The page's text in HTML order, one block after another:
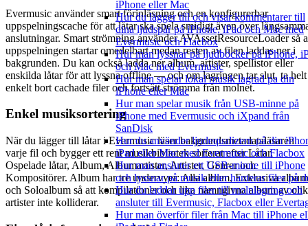
iPhone eller Mac
Hur du lägger till och visar kommentarer till
dina ljudspår på iPhone, iPad och Mac med
Evermusic och Flacbox
Hur man lyssnar på ljudböcker på iPhone,
och Mac med Evermusic
Hur man spelar lokal musik lagrad pa din
iPhone eller Mac
Hur man spelar musik från USB-minne på
iPhone med Evermusic och iXpand från
SanDisk
Hur du använder ljudequalizern på din
iPad eller Mac med Evermusic och Flacbox
Hur man ansluter ett USB-minne till iPhone
och lyssnar på musik eller hanterar filer på
Hur du laddar upp filer till molnlagring och
ansluter till Evermusic, Flacbox eller
Hur man överför filer från Mac till iPhone
Evermusic använder smart förinläsning och en konfigurerbar
uppspelningscache för att låtar ska spela smidigt även över
anslutningar. Smart strömning använder AVAssetResourceLoader så
uppspelningen startar omedelbart medan resten av filen laddas ner i
bakgrunden. Du kan också ladda ner album, artister, spellistor eller
enskilda låtar för att lyssna offline — och om lagringen tar slut, ta helt
enkelt bort cachade filer och fortsätt strömma från molnet.
Enkel musiksortering
När du lägger till låtar i Evermusic läser bakgrundsmetadataläsaren
varje fil och bygger ett rent musikbibliotek sorterat efter Låtar,
Ospelade låtar, Album, Albumartister, Artister, Genrer och
Kompositörer. Album har tre undervyer: Alla album, Exklusiva album
och Soloalbum så att kompilationer och lika namngivna album av
artister inte kolliderar.